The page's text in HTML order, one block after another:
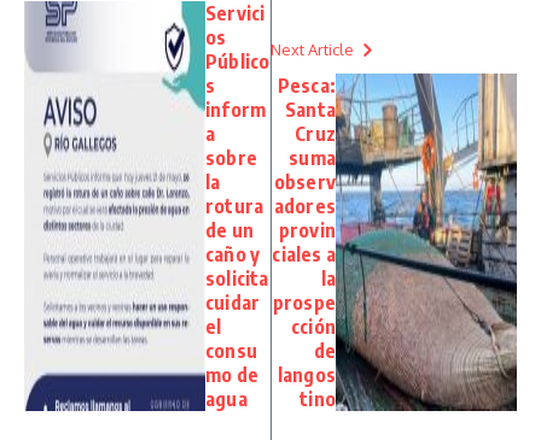
Servici
os
Público
s
inform
a
sobre
la
rotura
de un
caño y
solicita
cuidar
el
consu
mo de
agua
Next Article
Pesca:
Santa
Cruz
suma
observ
adores
provin
ciales a
la
prospe
cción
de
langos
tino